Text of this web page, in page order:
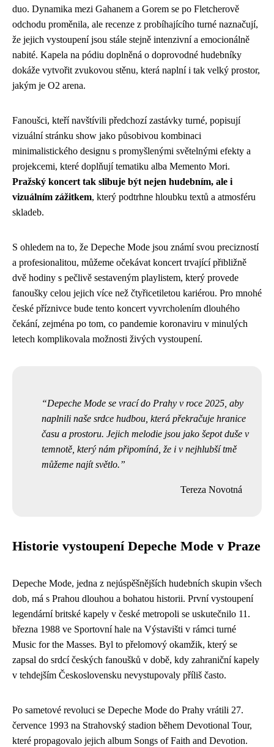
duo. Dynamika mezi Gahanem a Gorem se po Fletcherově
odchodu proměnila, ale recenze z probíhajícího turné naznačují,
že jejich vystoupení jsou stále stejně intenzivní a emocionálně
nabité. Kapela na pódiu doplněná o doprovodné hudebníky
dokáže vytvořit zvukovou stěnu, která naplní i tak velký prostor,
jakým je O2 arena.
Fanoušci, kteří navštívili předchozí zastávky turné, popisují
vizuální stránku show jako působivou kombinaci
minimalistického designu s promyšlenými světelnými efekty a
projekcemi, které doplňují tematiku alba Memento Mori.
Pražský koncert tak slibuje být nejen hudebním, ale i
vizuálním zážitkem, který podtrhne hloubku textů a atmosféru
skladeb.
S ohledem na to, že Depeche Mode jsou známí svou precizností
a profesionalitou, můžeme očekávat koncert trvající přibližně
dvě hodiny s pečlivě sestaveným playlistem, který provede
fanoušky celou jejich více než čtyřicetiletou kariérou. Pro mnohé
české příznivce bude tento koncert vyvrcholením dlouhého
čekání, zejména po tom, co pandemie koronaviru v minulých
letech komplikovala možnosti živých vystoupení.
Depeche Mode se vrací do Prahy v roce 2025, aby
naplnili naše srdce hudbou, která překračuje hranice
času a prostoru. Jejich melodie jsou jako šepot duše v
temnotě, který nám připomíná, že i v nejhlubší tmě
můžeme najít světlo.
Tereza Novotná
Historie vystoupení Depeche Mode v Praze
Depeche Mode, jedna z nejúspěšnějších hudebních skupin všech
dob, má s Prahou dlouhou a bohatou historii. První vystoupení
legendární britské kapely v české metropoli se uskutečnilo 11.
března 1988 ve Sportovní hale na Výstavišti v rámci turné
Music for the Masses. Byl to přelomový okamžik, který se
zapsal do srdcí českých fanoušků v době, kdy zahraniční kapely
v tehdejším Československu nevystupovaly příliš často.
Po sametové revoluci se Depeche Mode do Prahy vrátili 27.
července 1993 na Strahovský stadion během Devotional Tour,
které propagovalo jejich album Songs of Faith and Devotion.